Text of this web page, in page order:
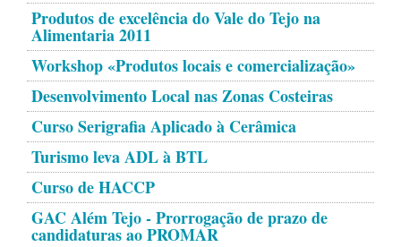
Produtos de excelência do Vale do Tejo na
Alimentaria 2011
Workshop «Produtos locais e comercialização»
Desenvolvimento Local nas Zonas Costeiras
Curso Serigrafia Aplicado à Cerâmica
Turismo leva ADL à BTL
Curso de HACCP
GAC Além Tejo - Prorrogação de prazo de
candidaturas ao PROMAR